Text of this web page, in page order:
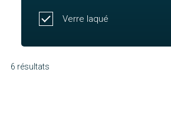
Verre laqué
6 résultats